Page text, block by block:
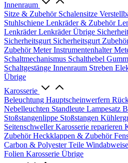
Innenraum
Sitze & Zubehör Schalensitze
Stuhlschiene Lenkräder & Zubehör
LenkräderLenkräder Übrige
Sicherheitsgurt Sicherheitsgurt
ZubehörMeterInstrumentenhalter
Schaltmechanismus Schalthebel
Schaltgestänge Innenraum Streben
Übrige
Karosserie
Beleuchtung Hauptscheinwerfern
Nebelleuchten Standleute Lampesatz
Stoßstangenlippe Stoßstangen
SeitenschwellerKarosserie reparieren
ZubehörHeckklappen & Zubehör
Carbon & Polyester Teile
Folien Karosserie Übrige